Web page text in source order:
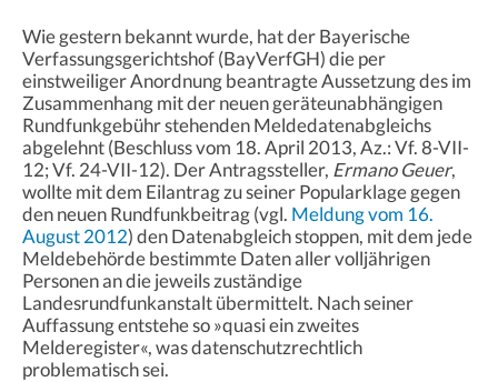
Wie gestern bekannt wurde, hat der Bayerische
Verfassungsgerichtshof (BayVerfGH) die per
einstweiliger Anordnung beantragte Aussetzung des im
Zusammenhang mit der neuen geräteunabhängigen
Rundfunkgebühr stehenden Meldedatenabgleichs
abgelehnt (Beschluss vom 18. April 2013, Az.: Vf. 8-VII-
12; Vf. 24-VII-12). Der Antragssteller, Ermano Geuer,
wollte mit dem Eilantrag zu seiner Popularklage gegen
den neuen Rundfunkbeitrag (vgl. Meldung vom 16.
August 2012) den Datenabgleich stoppen, mit dem jede
Meldebehörde bestimmte Daten aller volljährigen
Personen an die jeweils zuständige
Landesrundfunkanstalt übermittelt. Nach seiner
Auffassung entstehe so »quasi ein zweites
Melderegister«, was datenschutzrechtlich
problematisch sei.